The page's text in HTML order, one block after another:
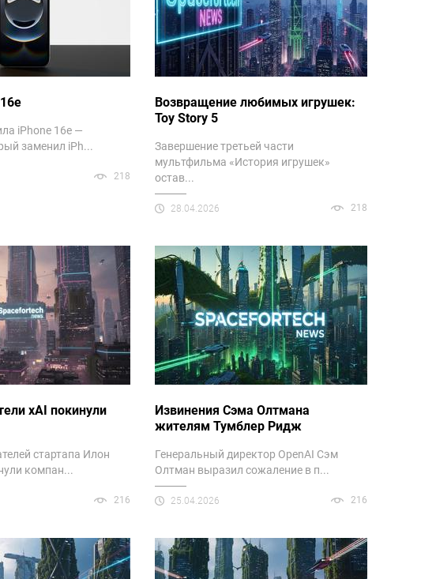
iPhone 16e —
заменил iPh...
218
Возвращение любимых игрушек:
Toy Story 5
Завершение третьей части
мультфильма «История игрушек»
остав...
28.04.2026 218
xAI покинули
стартапа Илон
компан...
216
Извинения Сэма Олтмана
жителям Тумблер Ридж
Генеральный директор OpenAI Сэм
Олтман выразил сожаление в п...
25.04.2026 216